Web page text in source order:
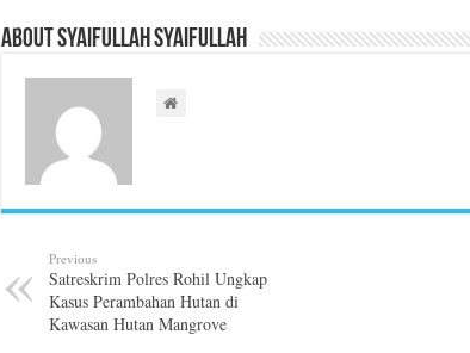
About Syaifullah Syaifullah
Previous
Satreskrim Polres Rohil Ungkap
Kasus Perambahan Hutan di
Kawasan Hutan Mangrove